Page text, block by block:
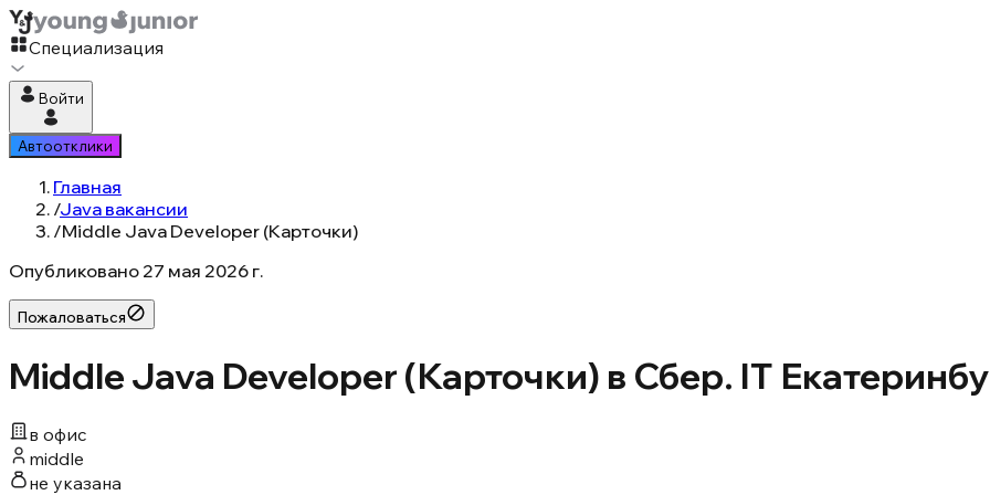
Специализация
Войти
Автоотклики
Главная
/Java вакансии
/Middle Java Developer (Карточки)
Опубликовано 27 мая 2026 г.
Пожаловаться
Middle Java Developer (Карточки) в Сбер. IT
в офис
middle
не указана